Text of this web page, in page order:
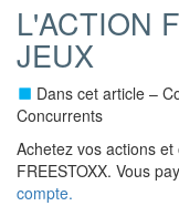
L'ACTION
JEUX
Dans cet article –
Concurrents
Achetez vos actions
FREESTOXX. Vous
compte.